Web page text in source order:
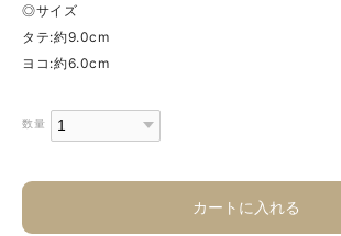
◎サイズ
タテ:約9.0cm
ヨコ:約6.0cm
数量
カートに入れる